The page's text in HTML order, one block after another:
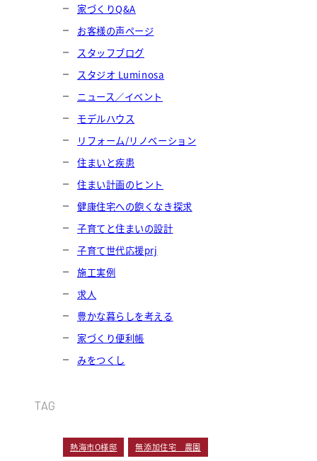
家づくりQ&A
お客様の声ページ
スタッフブログ
スタジオ Luminosa
ニュース／イベント
モデルハウス
リフォーム/リノベーション
住まいと疾患
住まい計画のヒント
健康住宅への飽くなき探求
子育てと住まいの設計
子育て世代応援prj
施工実例
求人
豊かな暮らしを考える
家づくり便利帳
みをつくし
TAG
熱海市O様邸 無添加住宅 農園